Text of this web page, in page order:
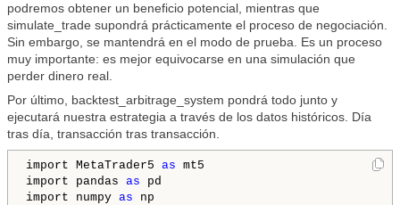
podremos obtener un beneficio potencial, mientras que
simulate_trade supondrá prácticamente el proceso de negociación.
Sin embargo, se mantendrá en el modo de prueba. Es un proceso
muy importante: es mejor equivocarse en una simulación que
perder dinero real.
Por último, backtest_arbitrage_system pondrá todo junto y
ejecutará nuestra estrategia a través de los datos históricos. Día
tras día, transacción tras transacción.
import MetaTrader5 as mt5
import pandas as pd
import numpy as np